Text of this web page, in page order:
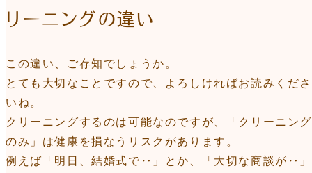
リーニングの違い
この違い、ご存知でしょうか。
とても大切なことですので、よろしければお読みくださ
いね。
クリーニングするのは可能なのですが、「クリーニング
のみ」は健康を損なうリスクがあります。
例えば「明日、結婚式で‥」とか、「大切な商談が‥」